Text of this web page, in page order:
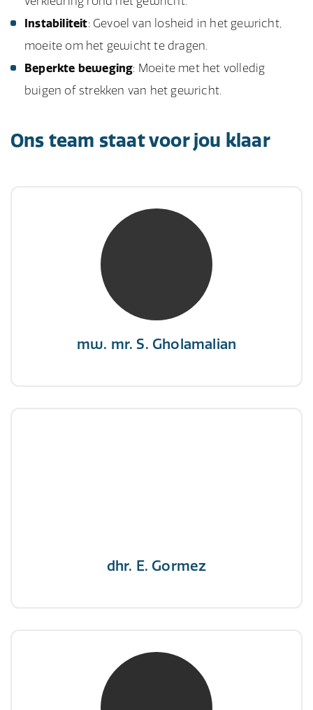
Instabiliteit: Gevoel van losheid in het gewricht,
moeite om het gewicht te dragen.
Beperkte beweging: Moeite met het volledig
buigen of strekken van het gewricht.
Ons team staat voor jou klaar
mw. mr. S. Gholamalian
mw. mr. S. Gholamalian
NIVRE Register-Expert
“Als je de richting van de wind niet kunt
veranderen, verander dan de stand van je
dhr. E. Gormez
mw. mr. H.A. de Jongh
NIVRE Register-Expert